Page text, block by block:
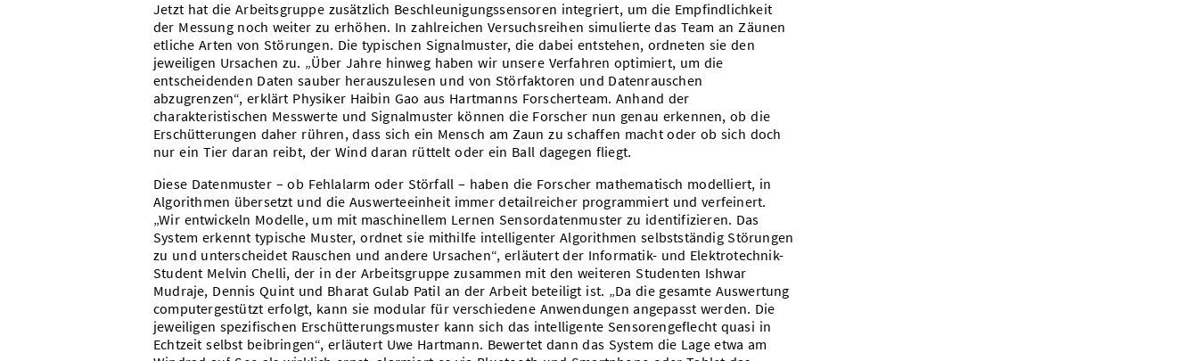
Jetzt hat die Arbeitsgruppe zusätzlich Beschleunigungssensoren integriert, um die Empfindlichkeit
der Messung noch weiter zu erhöhen. In zahlreichen Versuchsreihen simulierte das Team an Zäunen
etliche Arten von Störungen. Die typischen Signalmuster, die dabei entstehen, ordneten sie den
jeweiligen Ursachen zu. „Über Jahre hinweg haben wir unsere Verfahren optimiert, um die
entscheidenden Daten sauber herauszulesen und von Störfaktoren und Datenrauschen
abzugrenzen“, erklärt Physiker Haibin Gao aus Hartmanns Forscherteam. Anhand der
charakteristischen Messwerte und Signalmuster können die Forscher nun genau erkennen, ob die
Erschütterungen daher rühren, dass sich ein Mensch am Zaun zu schaffen macht oder ob sich doch
nur ein Tier daran reibt, der Wind daran rüttelt oder ein Ball dagegen fliegt.
Diese Datenmuster – ob Fehlalarm oder Störfall – haben die Forscher mathematisch modelliert, in
Algorithmen übersetzt und die Auswerteeinheit immer detailreicher programmiert und verfeinert.
„Wir entwickeln Modelle, um mit maschinellem Lernen Sensordatenmuster zu identifizieren. Das
System erkennt typische Muster, ordnet sie mithilfe intelligenter Algorithmen selbstständig Störungen
zu und unterscheidet Rauschen und andere Ursachen“, erläutert der Informatik- und Elektrotechnik-
Student Melvin Chelli, der in der Arbeitsgruppe zusammen mit den weiteren Studenten Ishwar
Mudraje, Dennis Quint und Bharat Gulab Patil an der Arbeit beteiligt ist. „Da die gesamte Auswertung
computergestützt erfolgt, kann sie modular für verschiedene Anwendungen angepasst werden. Die
jeweiligen spezifischen Erschütterungsmuster kann sich das intelligente Sensorengeflecht quasi in
Echtzeit selbst beibringen“, erläutert Uwe Hartmann. Bewertet dann das System die Lage etwa am